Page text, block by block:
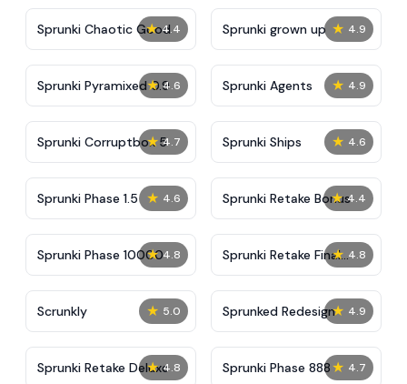
★ 4.4
Sprunki Chaotic Good ★ 4.9
Sprunki grown up
★ 4.6
Sprunki Pyramixed 0.9 ★ 4.9
Sprunki Agents
★ 4.7
Sprunki Corruptbox 5 ★ 4.6
Sprunki Ships
★ 4.6
Sprunki Phase 1.5 ★ 4.4
Sprunki Retake Bonus
★ 4.8
Sprunki Phase 10000 ★ 4.8
Sprunki Retake Final
Update
★ 5.0
Scrunkly ★ 4.9
Sprunked Redesign
★ 4.8
Sprunki Retake Deluxe ★ 4.7
Sprunki Phase 888